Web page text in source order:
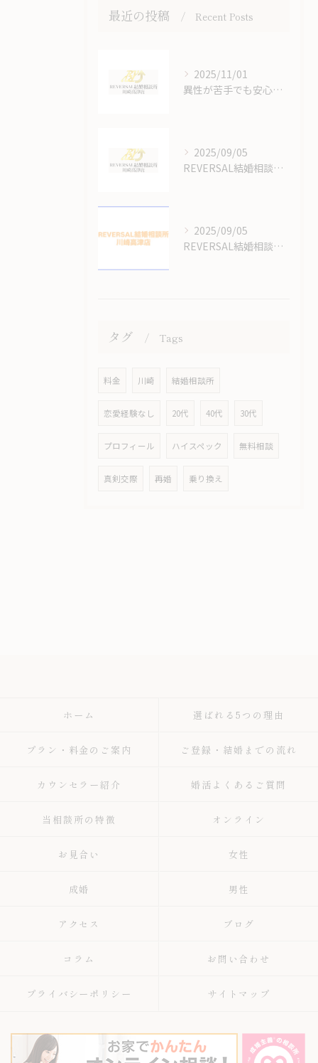
最近の投稿 Recent Posts
2025/11/01
異性が苦手でも安心できる結婚相談所のオンラインサポート体制
2025/09/05
REVERSAL結婚相談所川崎高津店の結婚相談所の料金はいくらかかるの？
2025/09/05
REVERSAL結婚相談所のサイトをリニューアルしてます！
タグ Tags
料金 川崎 結婚相談所
恋愛経験なし 20代 40代 30代
プロフィール ハイスペック 無料相談
真剣交際 再婚 乗り換え
ホーム 選ばれる5つの理由
プラン・料金のご案内 ご登録・結婚までの流れ
カウンセラー紹介 婚活よくあるご質問
当相談所の特徴 オンライン
お見合い 女性
成婚 男性
アクセス ブログ
コラム お問い合わせ
プライバシーポリシー サイトマップ